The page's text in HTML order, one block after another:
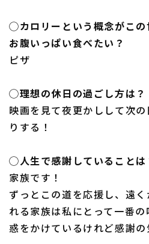
◯カロリーという概念がこの
お腹いっぱい食べたい？
ピザ
◯理想の休日の過ごし方は？
映画を見て夜更かしして次
りする！
◯人生で感謝していることは
家族です！
ずっとこの道を応援し、遠
れる家族は私にとって一番
惑をかけているけれど感謝